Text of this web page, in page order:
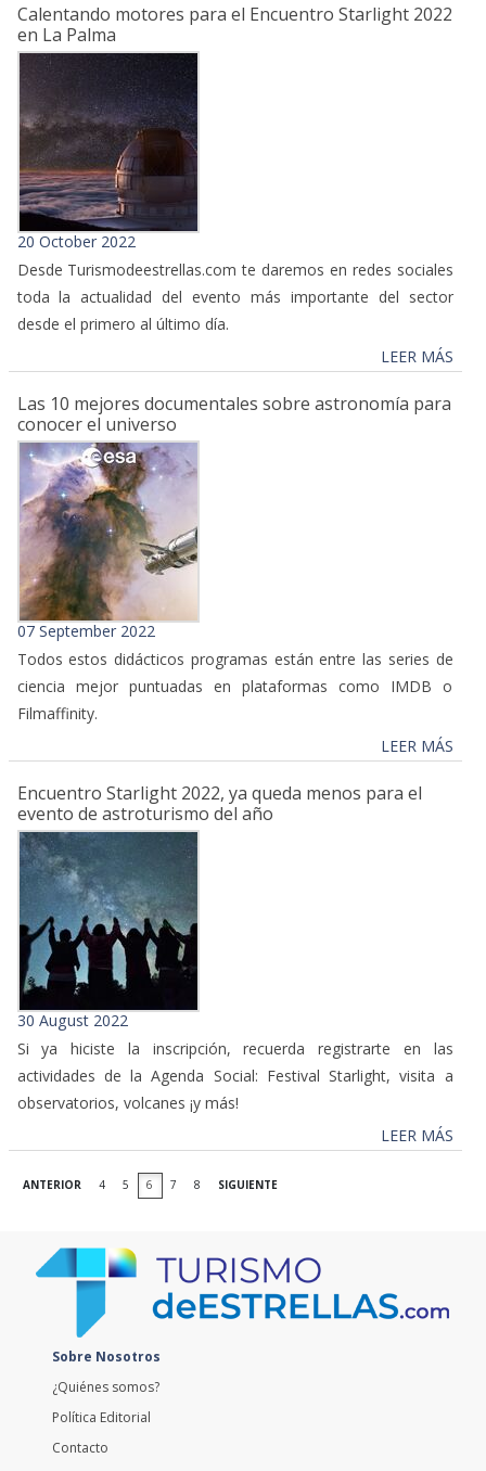
Calentando motores para el Encuentro Starlight 2022
en La Palma
20 October 2022
Desde Turismodeestrellas.com te daremos en redes sociales
toda la actualidad del evento más importante del sector
desde el primero al último día.
LEER MÁS
Las 10 mejores documentales sobre astronomía para
conocer el universo
07 September 2022
Todos estos didácticos programas están entre las series de
ciencia mejor puntuadas en plataformas como IMDB o
Filmaffinity.
LEER MÁS
Encuentro Starlight 2022, ya queda menos para el
evento de astroturismo del año
30 August 2022
Si ya hiciste la inscripción, recuerda registrarte en las
actividades de la Agenda Social: Festival Starlight, visita a
observatorios, volcanes ¡y más!
LEER MÁS
ANTERIOR 4 5 6 7 8 SIGUIENTE
Sobre Nosotros
¿Quiénes somos?
Política Editorial
Contacto